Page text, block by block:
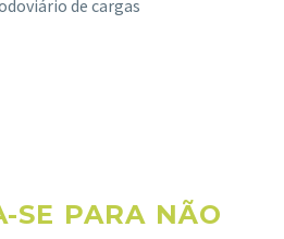
de cargas
SE PARA NÃO